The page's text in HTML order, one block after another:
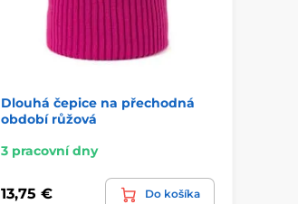
Dlouhá čepice na přechodná
období růžová
3 pracovní dny
13,75 € Do košíka